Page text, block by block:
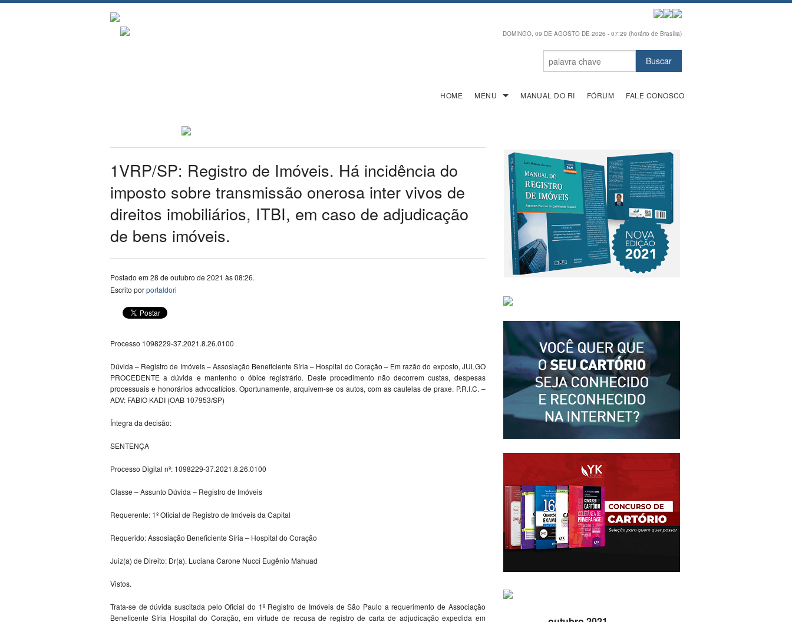
DOMINGO, 09 DE AGOSTO DE 2026 - 07:29 (horário de Brasília)
HOME MENU MANUAL DO RI FÓRUM FALE CONOSCO
1VRP/SP: Registro de Imóveis. Há incidência do
imposto sobre transmissão onerosa inter vivos de
direitos imobiliários, ITBI, em caso de adjudicação
de bens imóveis.
Postado em 28 de outubro de 2021 às 08:26.
Escrito porportaldori
Processo 1098229-37.2021.8.26.0100
Dúvida – Registro de Imóveis – Assosiação Beneficiente Síria – Hospital do Coração – Em razão do exposto, JULGO
PROCEDENTE a dúvida e mantenho o óbice registrário. Deste procedimento não decorrem custas, despesas
processuais e honorários advocatícios. Oportunamente, arquivem-se os autos, com as cautelas de praxe. P.R.I.C. –
ADV: FABIO KADI (OAB 107953/SP)
Íntegra da decisão:
SENTENÇA
Processo Digital nº: 1098229-37.2021.8.26.0100
Classe – Assunto Dúvida – Registro de Imóveis
Requerente: 1º Oficial de Registro de Imóveis da Capital
Requerido: Assosiação Beneficiente Síria – Hospital do Coração
Juiz(a) de Direito: Dr(a). Luciana Carone Nucci Eugênio Mahuad
Vistos.
Trata-se de dúvida suscitada pelo Oficial do 1º Registro de Imóveis de São Paulo a requerimento de Associação
Beneficente Síria Hospital do Coração, em virtude de recusa de registro de carta de adjudicação expedida em